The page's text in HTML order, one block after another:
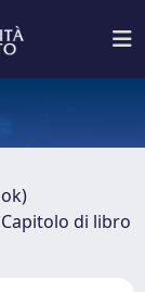
di libro